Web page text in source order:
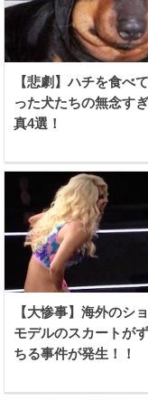
【悲劇】ハチを食べ
った犬たちの無念す
真4選！
【大惨事】海外のシ
モデルのスカートが
ちる事件が発生！！